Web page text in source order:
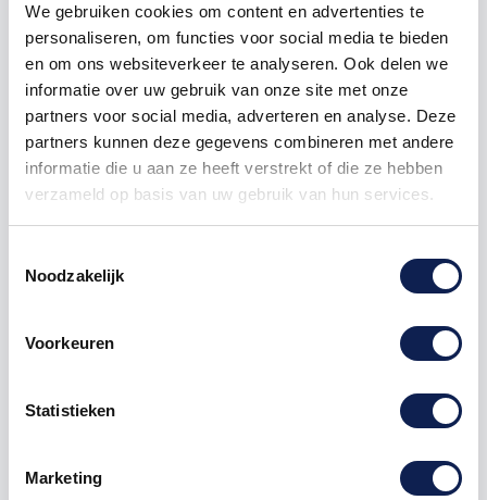
We gebruiken cookies om content en advertenties te
personaliseren, om functies voor social media te bieden
en om ons websiteverkeer te analyseren. Ook delen we
informatie over uw gebruik van onze site met onze
partners voor social media, adverteren en analyse. Deze
partners kunnen deze gegevens combineren met andere
informatie die u aan ze heeft verstrekt of die ze hebben
verzameld op basis van uw gebruik van hun services.
Noodzakelijk
Voorkeuren
Statistieken
Marketing
Omschrijving
Product details
8,5 x 12,5 cm
een hoogwaardig vinyl gesneden. Uiteraard zijn
kwaliteit komt mede door de lamineerlaag die wij op
een transparante folie die over de sticker heen word
aangbracht. Dit beschermt de sticker tegen